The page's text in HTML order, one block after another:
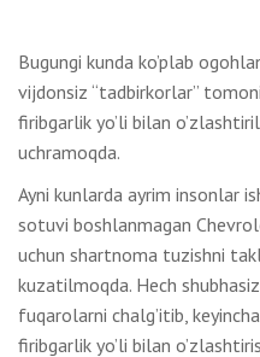
Bugungi kunda ko’plab
vijdonsiz “tadbirkorlar”
firibgarlik yo’li bilan
uchramoqda.
Ayni kunlarda ayrim insonlar
sotuvi boshlanmagan
uchun shartnoma tuzishni
kuzatilmoqda. Hech
fuqarolarni chalg’itib,
firibgarlik yo’li bilan